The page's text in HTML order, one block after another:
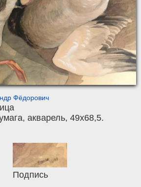
Фёдорович
, акварель, 49x68,5.
Подпись